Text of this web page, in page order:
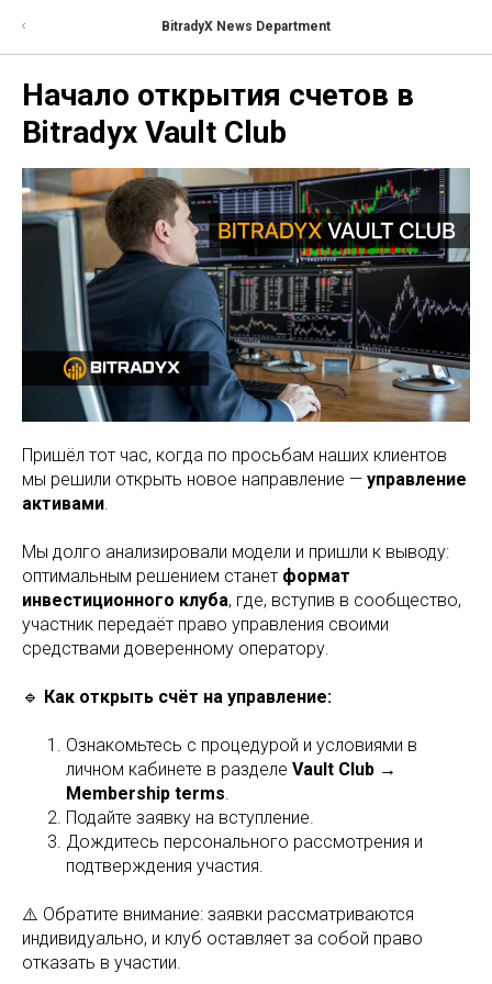
BitradyX News Department
Начало открытия счетов в
Bitradyx Vault Club
Пришёл тот час, когда по просьбам наших клиентов
мы решили открыть новое направление — управление
активами
Мы долго анализировали модели и пришли к выводу:
оптимальным решением станет формат
инвестиционного клуба, где, вступив в сообщество,
участник передаёт право управления своими
средствами доверенному оператору.
🔹 Как открыть счёт на управление:
Ознакомьтесь с процедурой и условиями в
личном кабинете в разделе Vault Club →
Membership terms
Подайте заявку на вступление.
Дождитесь персонального рассмотрения и
подтверждения участия.
⚠️ Обратите внимание: заявки рассматриваются
индивидуально, и клуб оставляет за собой право
отказать в участии.